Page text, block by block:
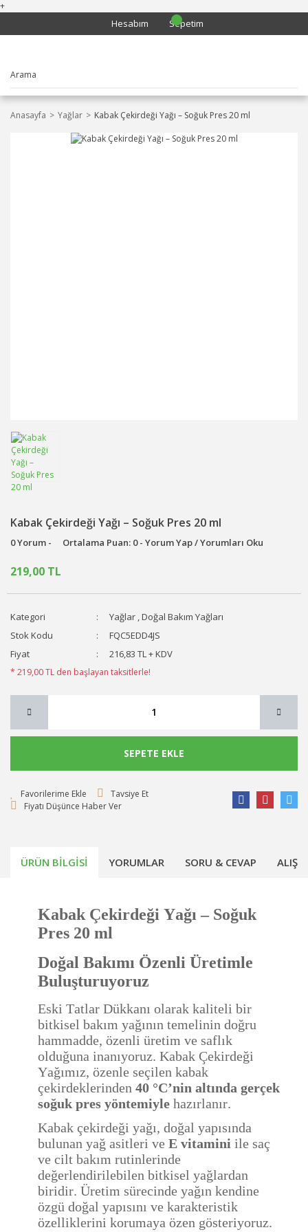
+
Hesabım Sepetim
Anasayfa Yağlar Kabak Çekirdeği Yağı – Soğuk Pres 20 ml
Kabak Çekirdeği Yağı – Soğuk Pres 20 ml
0 Yorum - Ortalama Puan: 0 - Yorum Yap / Yorumları Oku
219,00 TL
Kategori Yağlar ,Doğal Bakım Yağları
Stok Kodu
FQC5EDD4JS
Fiyat
216,83 TL + KDV
* 219,00 TL den başlayan taksitlerle!
SEPETE EKLE
Tavsiye Et
Fiyatı Düşünce Haber Ver
ÜRÜN BILGISI YORUMLAR SORU & CEVAP
Kabak Çekirdeği Yağı – Soğuk
Pres 20 ml
Doğal Bakımı Özenli Üretimle
Buluşturuyoruz
Eski Tatlar Dükkanı olarak kaliteli bir
bitkisel bakım yağının temelinin doğru
hammadde, özenli üretim ve saflık
olduğuna inanıyoruz. Kabak Çekirdeği
Yağımız, özenle seçilen kabak
çekirdeklerinden 40 °C’nin altında gerçek
soğuk pres yöntemiyle hazırlanır.
Kabak çekirdeği yağı, doğal yapısında
bulunan yağ asitleri ve E vitamini ile saç
ve cilt bakım rutinlerinde
değerlendirilebilen bitkisel yağlardan
biridir. Üretim sürecinde yağın kendine
özgü doğal yapısını ve karakteristik
özelliklerini korumaya özen gösteriyoruz.